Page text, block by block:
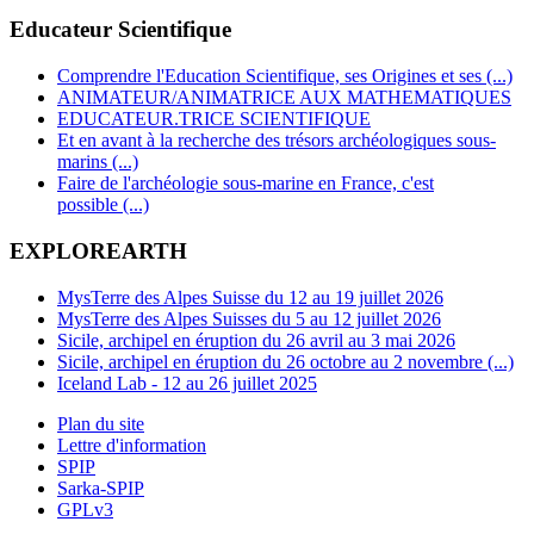
Educateur Scientifique
Comprendre l'Education Scientifique, ses Origines et ses (...)
ANIMATEUR/ANIMATRICE AUX MATHEMATIQUES
EDUCATEUR.TRICE SCIENTIFIQUE
Et en avant à la recherche des trésors archéologiques sous-
marins (...)
Faire de l'archéologie sous-marine en France, c'est
possible (...)
EXPLOREARTH
MysTerre des Alpes Suisse du 12 au 19 juillet 2026
MysTerre des Alpes Suisses du 5 au 12 juillet 2026
Sicile, archipel en éruption du 26 avril au 3 mai 2026
Sicile, archipel en éruption du 26 octobre au 2 novembre (...)
Iceland Lab - 12 au 26 juillet 2025
Plan du site
Lettre d'information
SPIP
Sarka-SPIP
GPLv3